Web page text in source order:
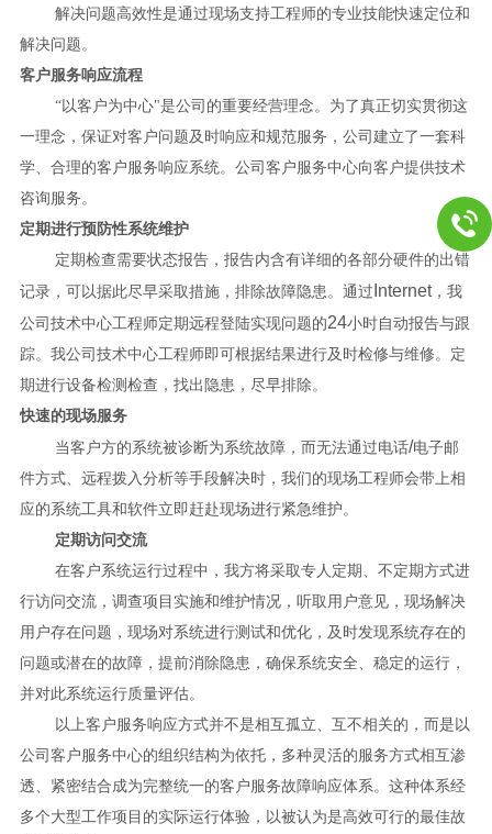
解决问题高效性是通过现场支持工程师的专业技能快速定位和
解决问题。
客户服务响应流程
“以客户为中心"是公司的重要经营理念。为了真正切实贯彻这
一理念，保证对客户问题及时响应和规范服务，公司建立了一套科
学、合理的客户服务响应系统。公司客户服务中心向客户提供技术
咨询服务。
定期进行预防性系统维护
定期检查需要状态报告，报告内含有详细的各部分硬件的出错
记录，可以据此尽早采取措施，排除故障隐患。通过 Internet，我
公司技术中心工程师定期远程登陆实现问题的24小时自动报告与跟
踪。我公司技术中心工程师即可根据结果进行及时检修与维修。定
期进行设备检测检查，找出隐患，尽早排除。
快速的现场服务
当客户方的系统被诊断为系统故障，而无法通过电话/电子邮
件方式、远程拨入分析等手段解决时，我们的现场工程师会带上相
应的系统工具和软件立即赶赴现场进行紧急维护。
定期访问交流
在客户系统运行过程中，我方将采取专人定期、不定期方式进
行访问交流，调查项目实施和维护情况，听取用户意见，现场解决
用户存在问题，现场对系统进行测试和优化，及时发现系统存在的
问题或潜在的故障，提前消除隐患，确保系统安全、稳定的运行，
并对此系统运行质量评估。
以上客户服务响应方式并不是相互孤立、互不相关的，而是以
公司客户服务中心的组织结构为依托，多种灵活的服务方式相互渗
透、紧密结合成为完整统一的客户服务故障响应体系。这种体系经
多个大型工作项目的实际运行体验，以被认为是高效可行的最佳故